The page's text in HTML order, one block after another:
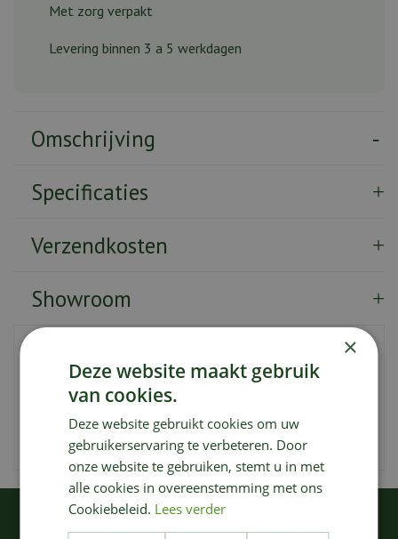
Met zorg verpakt
Levering binnen 3 a 5 werkdagen
Omschrijving
Specificaties
Verzendkosten
Showroom
De Pure SERVEERSCHAAL OVAAL in de kleur lichtgroen
heeft een afmeting van 40 x 28 x H3.2 cm en is een
mooie toevoeging aan je servies. Dit stijlvolle en
praktische item is onderdeel van de Pure collectie van
Pascale Naessens en is perfect voor het serveren van
diverse gerechten, van salades tot pasta's.
KIJK OOK EENS NAAR:
×
Deze website maakt gebruik
van cookies.
Deze website gebruikt cookies om uw
gebruikerservaring te verbeteren. Door
onze website te gebruiken, stemt u in met
alle cookies in overeenstemming met ons
Cookiebeleid. Lees verder